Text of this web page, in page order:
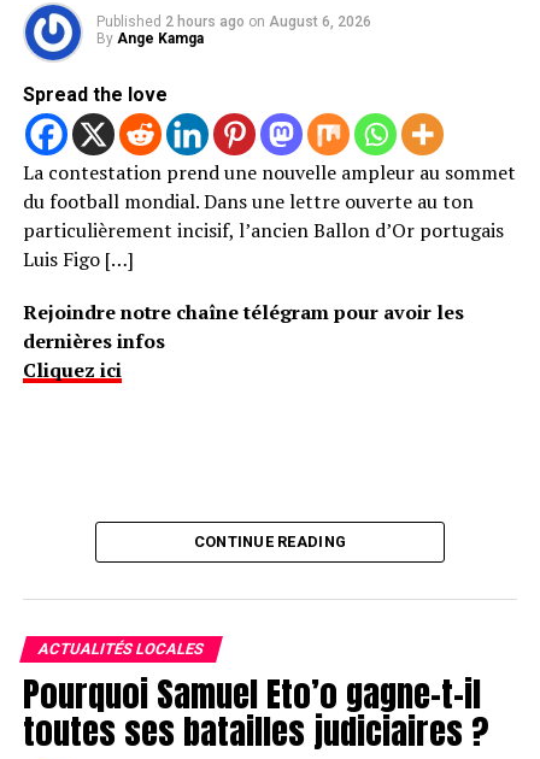
Published 2 hours ago on August 6, 2026
By Ange Kamga
Spread the love
La contestation prend une nouvelle ampleur au sommet
du football mondial. Dans une lettre ouverte au ton
particulièrement incisif, l’ancien Ballon d’Or portugais
Luis Figo […]
Rejoindre notre chaîne télégram pour avoir les
dernières infos
Cliquez ici
CONTINUE READING
ACTUALITÉS LOCALES
Pourquoi Samuel Eto’o gagne-t-il
toutes ses batailles judiciaires ?